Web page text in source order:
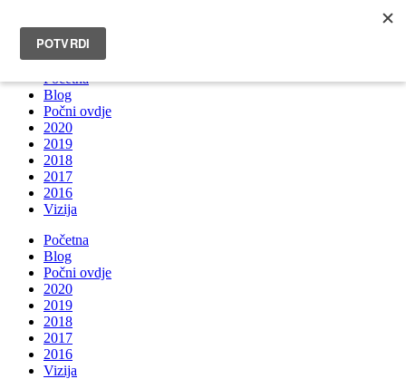
INFO@BRUNOBOKSIC.COM
Početna
Blog
Počni ovdje
2020
2019
2018
2017
2016
Vizija
Početna
Blog
Počni ovdje
2020
2019
2018
2017
2016
Vizija